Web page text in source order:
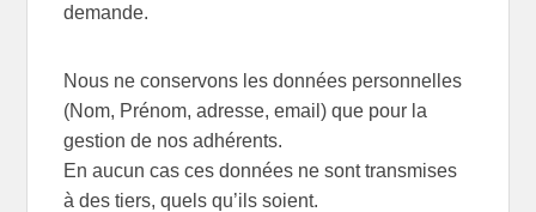
demande.
Nous ne conservons les données personnelles
(Nom, Prénom, adresse, email) que pour la
gestion de nos adhérents.
En aucun cas ces données ne sont transmises
à des tiers, quels qu’ils soient.